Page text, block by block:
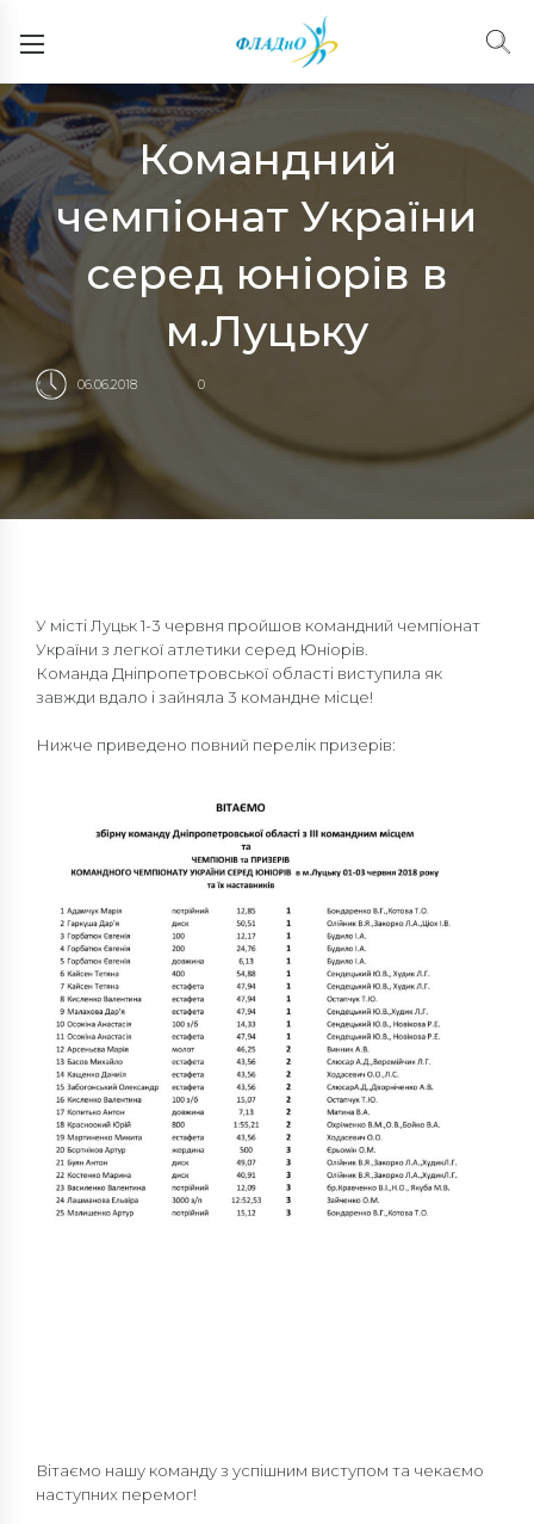
Командний
чемпіонат України
серед юніорів в
м.Луцьку
06.06.2018 0
У місті Луцьк 1-3 червня пройшов командний чемпіонат
України з легкої атлетики серед Юніорів.
Команда Дніпропетровської області виступила як
завжди вдало і зайняла 3 командне місце!
Нижче приведено повний перелік призерів:
Вітаємо нашу команду з успішним виступом та чекаємо
наступних перемог!